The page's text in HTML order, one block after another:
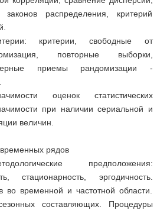
распределения, критерий
критерии, свободные от
повторные выборки,
приемы рандомизации -
оценок статистических
при наличии сериальной и
величин.
рядов
предположения:
стационарность, эргодичность.
временной и частотной области.
составляющих. Процедуры